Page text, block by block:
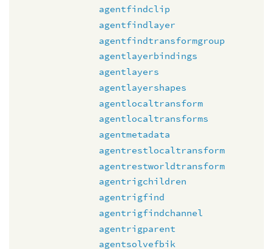
agentfindclip
agentfindlayer
agentfindtransformgroup
agentlayerbindings
agentlayers
agentlayershapes
agentlocaltransform
agentlocaltransforms
agentmetadata
agentrestlocaltransform
agentrestworldtransform
agentrigchildren
agentrigfind
agentrigfindchannel
agentrigparent
agentsolvefbik